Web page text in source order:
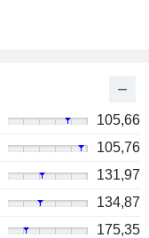
105,66
105,76
131,97
134,87
175,35